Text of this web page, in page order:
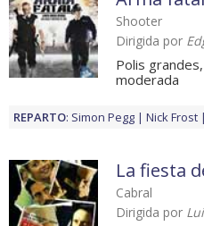
Shooter
Dirigida por
Polis
moderada
REPARTO: Simon Pegg Nick Frost
La fiesta
Cabral
Dirigida por